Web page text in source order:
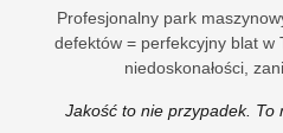
Profesjonalny park
defektów = perfekcyjny blat w
niedoskonałości,
Jakość to nie przypadek. To